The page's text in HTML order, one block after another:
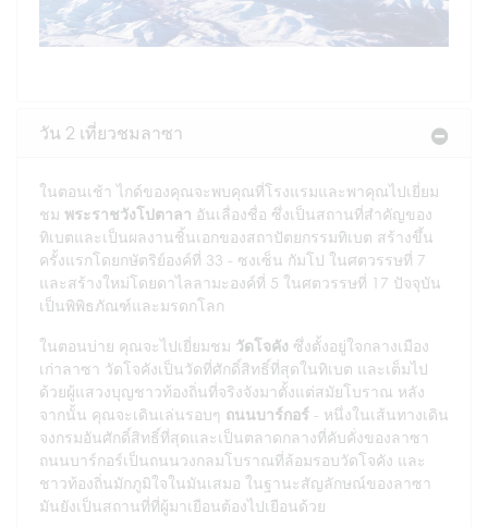
วัน 2 เที่ยวชมลาซา
ในตอนเช้า ไกด์ของคุณจะพบคุณที่โรงแรมและพาคุณไปเยี่ยม
ชม พระราชวังโปตาลา อันเลื่องชื่อ ซึ่งเป็นสถานที่สำคัญของ
ทิเบตและเป็นผลงานชิ้นเอกของสถาปัตยกรรมทิเบต สร้างขึ้น
ครั้งแรกโดยกษัตริย์องค์ที่ 33 - ซงเซ็น กัมโป ในศตวรรษที่ 7
และสร้างใหม่โดยดาไลลามะองค์ที่ 5 ในศตวรรษที่ 17 ปัจจุบัน
เป็นพิพิธภัณฑ์และมรดกโลก
ในตอนบ่าย คุณจะไปเยี่ยมชม วัดโจคัง ซึ่งตั้งอยู่ใจกลางเมือง
เก่าลาซา วัดโจคังเป็นวัดที่ศักดิ์สิทธิ์ที่สุดในทิเบต และเต็มไป
ด้วยผู้แสวงบุญชาวท้องถิ่นที่จริงจังมาตั้งแต่สมัยโบราณ หลัง
จากนั้น คุณจะเดินเล่นรอบๆ ถนนบาร์กอร์ - หนึ่งในเส้นทางเดิน
จงกรมอันศักดิ์สิทธิ์ที่สุดและเป็นตลาดกลางที่คับคั่งของลาซา
ถนนบาร์กอร์เป็นถนนวงกลมโบราณที่ล้อมรอบวัดโจคัง และ
ชาวท้องถิ่นมักภูมิใจในมันเสมอ ในฐานะสัญลักษณ์ของลาซา
มันยังเป็นสถานที่ที่ผู้มาเยือนต้องไปเยือนด้วย